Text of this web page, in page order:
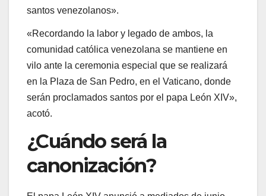
santos venezolanos».
«Recordando la labor y legado de ambos, la
comunidad católica venezolana se mantiene en
vilo ante la ceremonia especial que se realizará
en la Plaza de San Pedro, en el Vaticano, donde
serán proclamados santos por el papa León XIV»,
acotó.
¿Cuándo será la
canonización?